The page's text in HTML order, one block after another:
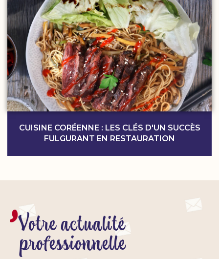
CUISINE CORÉENNE : LES CLÉS D'UN SUCCÈS
FULGURANT EN RESTAURATION
Votre actualité
professionnelle